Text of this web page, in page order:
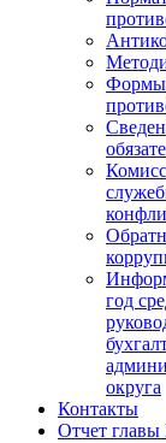
Формы
год
округа
Контакты
Отчет